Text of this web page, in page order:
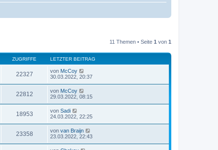
11 Themen • Seite 1 von 1
ZUGRIFFE LETZTER BEITRAG
22327 von McCoy
30.03.2022, 20:37
22812 von McCoy
29.03.2022, 08:15
18953 von Sadi
24.03.2022, 22:25
23358 von van Braijn
23.03.2022, 22:43